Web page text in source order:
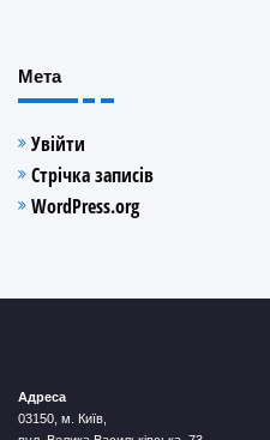
Мета
Увійти
Стрічка записів
WordPress.org
Адреса
03150, м. Київ,